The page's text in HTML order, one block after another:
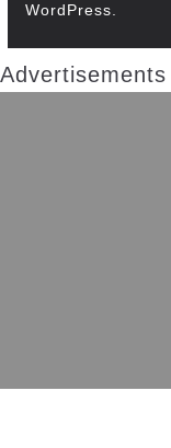
WordPress
Advertisements